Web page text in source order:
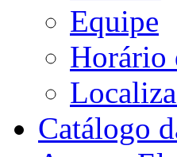
Equipe
Horário
Catálogo